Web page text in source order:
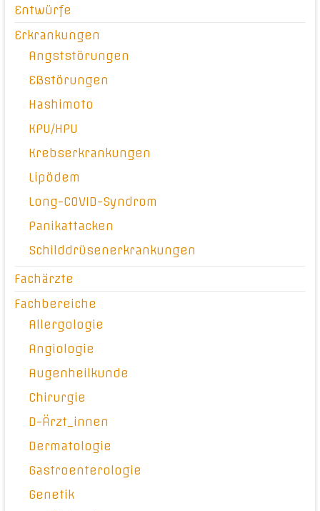
Entwürfe
Erkrankungen
Angststörungen
Eßstörungen
Hashimoto
KPU/HPU
Krebserkrankungen
Lipödem
Long-COVID-Syndrom
Panikattacken
Schilddrüsenerkrankungen
Fachärzte
Fachbereiche
Allergologie
Angiologie
Augenheilkunde
Chirurgie
D-Ärzt_innen
Dermatologie
Gastroenterologie
Genetik